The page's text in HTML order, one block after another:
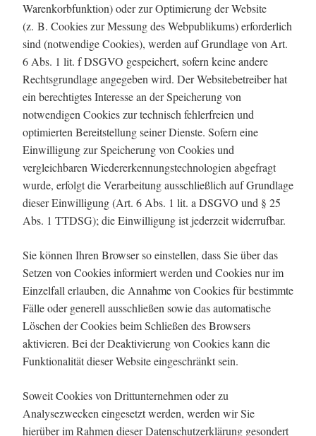
Warenkorbfunktion) oder zur Optimierung der Website
(z. B. Cookies zur Messung des Webpublikums) erforderlich
sind (notwendige Cookies), werden auf Grundlage von Art.
6 Abs. 1 lit. f DSGVO gespeichert, sofern keine andere
Rechtsgrundlage angegeben wird. Der Websitebetreiber hat
ein berechtigtes Interesse an der Speicherung von
notwendigen Cookies zur technisch fehlerfreien und
optimierten Bereitstellung seiner Dienste. Sofern eine
Einwilligung zur Speicherung von Cookies und
vergleichbaren Wiedererkennungstechnologien abgefragt
wurde, erfolgt die Verarbeitung ausschließlich auf Grundlage
dieser Einwilligung (Art. 6 Abs. 1 lit. a DSGVO und § 25
Abs. 1 TTDSG); die Einwilligung ist jederzeit widerrufbar.
Sie können Ihren Browser so einstellen, dass Sie über das
Setzen von Cookies informiert werden und Cookies nur im
Einzelfall erlauben, die Annahme von Cookies für bestimmte
Fälle oder generell ausschließen sowie das automatische
Löschen der Cookies beim Schließen des Browsers
aktivieren. Bei der Deaktivierung von Cookies kann die
Funktionalität dieser Website eingeschränkt sein.
Soweit Cookies von Drittunternehmen oder zu
Analysezwecken eingesetzt werden, werden wir Sie
hierüber im Rahmen dieser Datenschutzerklärung gesondert